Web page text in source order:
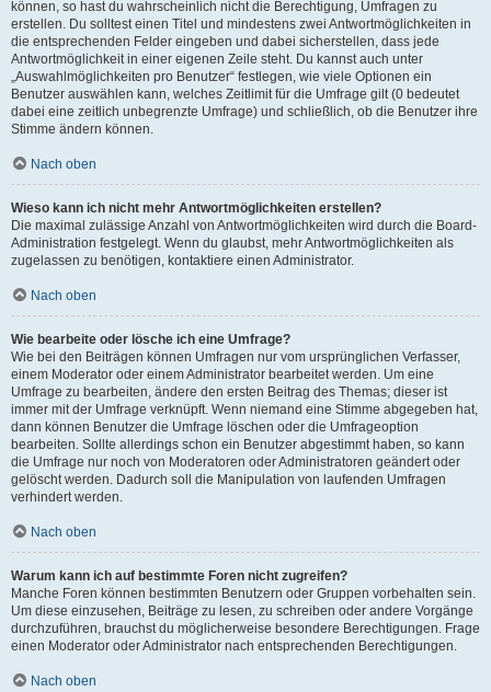
können, so hast du wahrscheinlich nicht die Berechtigung, Umfragen zu
erstellen. Du solltest einen Titel und mindestens zwei Antwortmöglichkeiten in
die entsprechenden Felder eingeben und dabei sicherstellen, dass jede
Antwortmöglichkeit in einer eigenen Zeile steht. Du kannst auch unter
„Auswahlmöglichkeiten pro Benutzer“ festlegen, wie viele Optionen ein
Benutzer auswählen kann, welches Zeitlimit für die Umfrage gilt (0 bedeutet
dabei eine zeitlich unbegrenzte Umfrage) und schließlich, ob die Benutzer ihre
Stimme ändern können.
Nach oben
Wieso kann ich nicht mehr Antwortmöglichkeiten erstellen?
Die maximal zulässige Anzahl von Antwortmöglichkeiten wird durch die Board-
Administration festgelegt. Wenn du glaubst, mehr Antwortmöglichkeiten als
zugelassen zu benötigen, kontaktiere einen Administrator.
Nach oben
Wie bearbeite oder lösche ich eine Umfrage?
Wie bei den Beiträgen können Umfragen nur vom ursprünglichen Verfasser,
einem Moderator oder einem Administrator bearbeitet werden. Um eine
Umfrage zu bearbeiten, ändere den ersten Beitrag des Themas; dieser ist
immer mit der Umfrage verknüpft. Wenn niemand eine Stimme abgegeben hat,
dann können Benutzer die Umfrage löschen oder die Umfrageoption
bearbeiten. Sollte allerdings schon ein Benutzer abgestimmt haben, so kann
die Umfrage nur noch von Moderatoren oder Administratoren geändert oder
gelöscht werden. Dadurch soll die Manipulation von laufenden Umfragen
verhindert werden.
Nach oben
Warum kann ich auf bestimmte Foren nicht zugreifen?
Manche Foren können bestimmten Benutzern oder Gruppen vorbehalten sein.
Um diese einzusehen, Beiträge zu lesen, zu schreiben oder andere Vorgänge
durchzuführen, brauchst du möglicherweise besondere Berechtigungen. Frage
einen Moderator oder Administrator nach entsprechenden Berechtigungen.
Nach oben